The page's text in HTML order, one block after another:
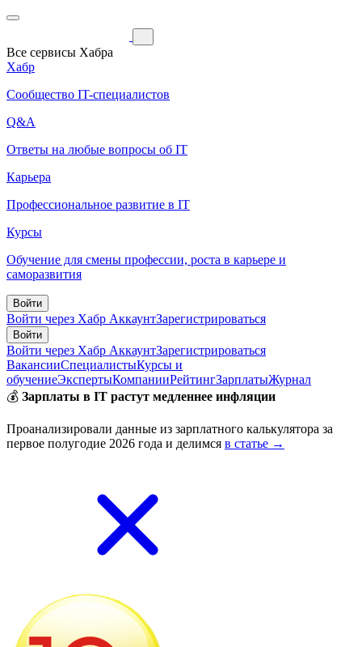
Все сервисы Хабра
Хабр
Сообщество IT-специалистов
Q&A
Ответы на любые вопросы об IT
Карьера
Профессиональное развитие в IT
Курсы
Обучение для смены профессии, роста в карьере и
саморазвития
Войти
Войти через Хабр АккаунтЗарегистрироваться
Войти
Войти через Хабр АккаунтЗарегистрироваться
ВакансииСпециалистыКурсы и
обучениеЭкспертыКомпанииРейтингЗарплатыЖурнал
💰 Зарплаты в IT растут медленнее инфляции
Проанализировали данные из зарплатного калькулятора за
первое полугодие 2026 года и делимся в статье →